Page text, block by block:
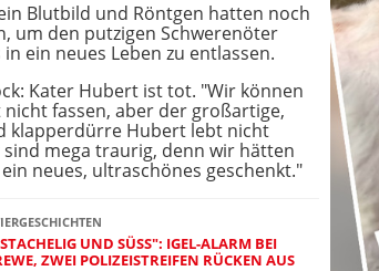
Blutbild und Röntgen hatten noch
um den putzigen Schwerenöter
ein neues Leben zu entlassen.
Kater Hubert ist tot. "Wir können
fassen, aber der großartige,
klapperdürre Hubert lebt nicht
sind mega traurig, denn wir hätten
neues, ultraschönes geschenkt."
UND SÜSS": IGEL-ALARM BEI R
ZWEI POLIZEISTREIFEN RÜCKEN AUS